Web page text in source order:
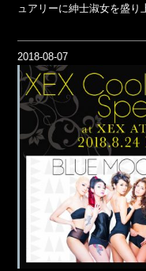
ュアリーに紳士淑女を盛
2018-08-07